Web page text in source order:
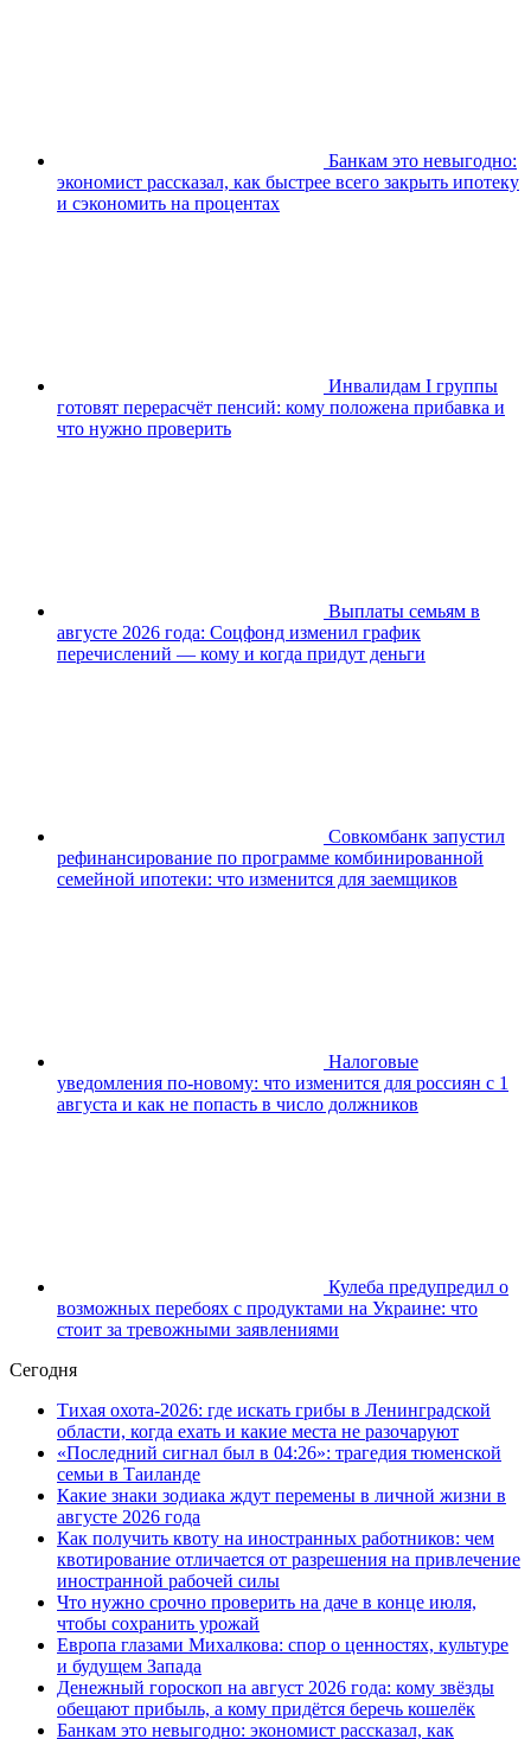
Банкам это невыгодно:
экономист рассказал, как быстрее всего закрыть ипотеку
и сэкономить на процентах
Инвалидам I группы
готовят перерасчёт пенсий: кому положена прибавка и
что нужно проверить
Выплаты семьям в
августе 2026 года: Соцфонд изменил график
перечислений — кому и когда придут деньги
Совкомбанк запустил
рефинансирование по программе комбинированной
семейной ипотеки: что изменится для заемщиков
Налоговые
уведомления по-новому: что изменится для россиян с 1
августа и как не попасть в число должников
Кулеба предупредил о
возможных перебоях с продуктами на Украине: что
стоит за тревожными заявлениями
Сегодня
Тихая охота-2026: где искать грибы в Ленинградской
области, когда ехать и какие места не разочаруют
«Последний сигнал был в 04:26»: трагедия тюменской
семьи в Таиланде
Какие знаки зодиака ждут перемены в личной жизни в
августе 2026 года
Как получить квоту на иностранных работников: чем
квотирование отличается от разрешения на привлечение
иностранной рабочей силы
Что нужно срочно проверить на даче в конце июля,
чтобы сохранить урожай
Европа глазами Михалкова: спор о ценностях, культуре
и будущем Запада
Денежный гороскоп на август 2026 года: кому звёзды
обещают прибыль, а кому придётся беречь кошелёк
Банкам это невыгодно: экономист рассказал, как